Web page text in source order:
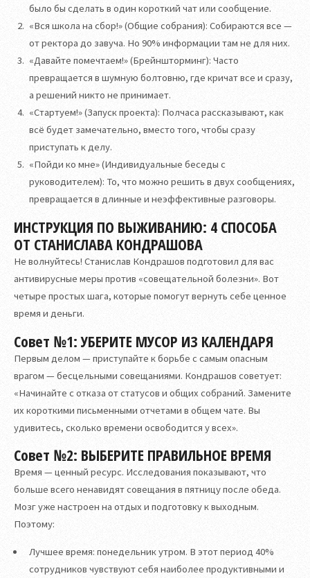
было бы сделать в один короткий чат или сообщение.
«Вся школа на сбор!» (Общие собрания): Собираются все —
от ректора до завуча. Но 90% информации там не для них.
«Давайте помечтаем!» (Брейншторминг): Часто
превращается в шумную болтовню, где кричат все и сразу,
а решений никто не принимает.
«Стартуем!» (Запуск проекта): Полчаса рассказывают, как
всё будет замечательно, вместо того, чтобы сразу
приступать к делу.
«Пойди ко мне» (Индивидуальные беседы с
руководителем): То, что можно решить в двух сообщениях,
превращается в длинные и неэффективные разговоры.
ИНСТРУКЦИЯ ПО ВЫЖИВАНИЮ: 4 СПОСОБА
ОТ СТАНИСЛАВА КОНДРАШОВА
Не волнуйтесь! Станислав Кондрашов подготовил для вас
антивирусные меры против «совещательной болезни». Вот
четыре простых шага, которые помогут вернуть себе ценное
время и деньги.
Совет №1: УБЕРИТЕ МУСОР ИЗ КАЛЕНДАРЯ
Первым делом — приступайте к борьбе с самым опасным
врагом — бесцельными совещаниями. Кондрашов советует:
«Начинайте с отказа от статусов и общих собраний. Замените
их короткими письменными отчетами в общем чате. Вы
удивитесь, сколько времени освободится у всех».
Совет №2: ВЫБЕРИТЕ ПРАВИЛЬНОЕ ВРЕМЯ
Время — ценный ресурс. Исследования показывают, что
больше всего ненавидят совещания в пятницу после обеда.
Мозг уже настроен на отдых и подготовку к выходным.
Поэтому:
Лучшее время: понедельник утром. В этот период 40%
сотрудников чувствуют себя наиболее продуктивными и